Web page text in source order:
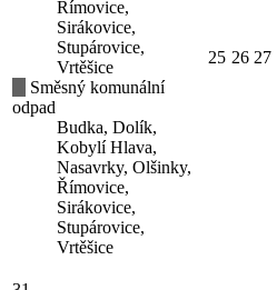
Římovice,
Sirákovice,
Stupárovice,
Vrtěšice
Směsný komunální
odpad
Budka, Dolík,
Kobylí Hlava,
Nasavrky, Olšinky,
Římovice,
Sirákovice,
Stupárovice,
Vrtěšice
25 26 27